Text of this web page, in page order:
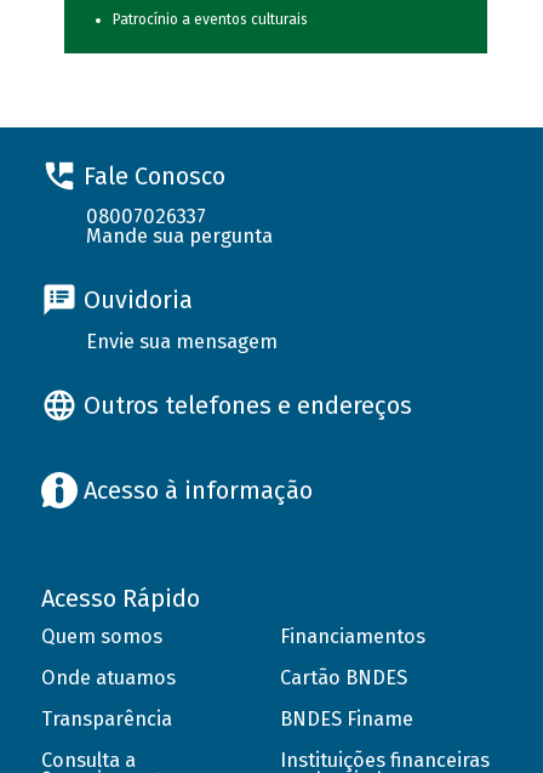
Patrocínio a eventos culturais
Fale Conosco
08007026337
Mande sua pergunta
Ouvidoria
Envie sua mensagem
Outros telefones e endereços
Acesso à informação
Acesso Rápido
Quem somos
Onde atuamos
Transparência
Consulta a
Financiamentos
Cartão BNDES
BNDES Finame
Instituições financeiras